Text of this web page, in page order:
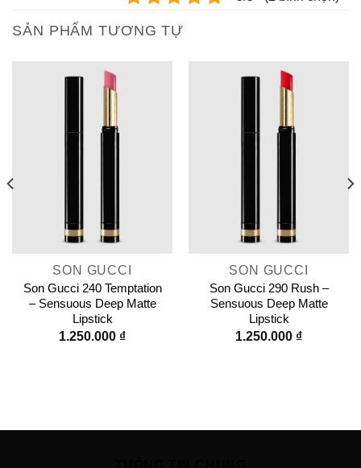
SẢN PHẨM TƯƠNG TỰ
SON GUCCI
Son Gucci 240 Temptation
– Sensuous Deep Matte
Lipstick
1.250.000 ₫
SON GUCCI
Son Gucci 290 Rush –
Sensuous Deep Matte
Lipstick
1.250.000 ₫